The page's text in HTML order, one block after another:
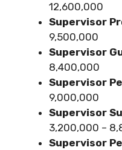
12,600,000
Supervisor
9,500,000
Supervisor
8,400,000
Supervisor
9,000,000
Supervisor
3,200,000 –
Supervisor